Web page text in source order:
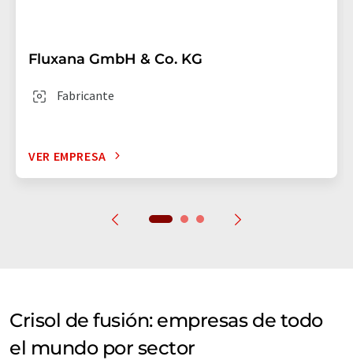
Fluxana GmbH & Co. KG
Fabricante
VER EMPRESA
Crisol de fusión: empresas de todo
el mundo por sector